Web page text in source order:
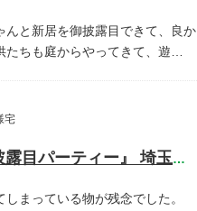
と新居を御披露目できて、良か
たちも庭からやってきて、遊…
宅
開催しました! 『新築お披露目パーティー』 埼玉県新座市 K様宅
まっている物が残念でした。